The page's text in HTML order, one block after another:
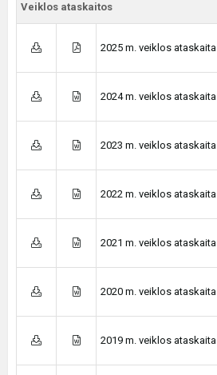
Veiklos ataskaitos
2025 m. veiklos ataskaita
2024 m. veiklos ataskaita
2023 m. veiklos ataskaita
2022 m. veiklos ataskaita
2021 m. veiklos ataskaita
2020 m. veiklos ataskaita
2019 m. veiklos ataskaita